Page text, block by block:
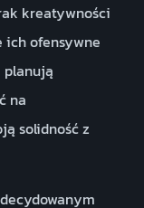
kreatywności
ich ofensywne
planują
na
solidność z